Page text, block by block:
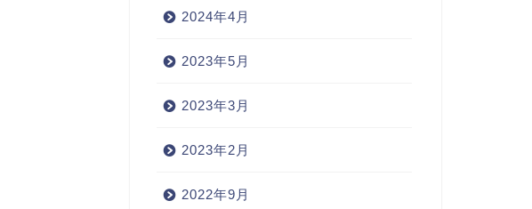
2024年4月
2023年5月
2023年3月
2023年2月
2022年9月